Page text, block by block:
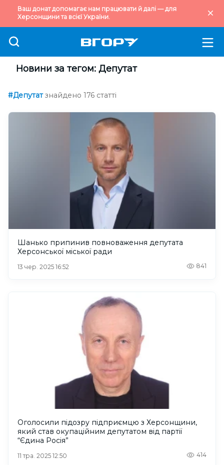
Ваш донат допомагає нам працювати й далі — для
Херсонщини та всієї України.
Новини за тегом: Депутат
#Депутат знайдено 176 статті
Шанько припинив повноваження депутата
Херсонської міської ради
13 чер. 2025 16:52 841
Оголосили підозру підприємцю з Херсонщини,
який став окупаційним депутатом від партії
“Єдина Росія”
11 тра. 2025 12:50 414